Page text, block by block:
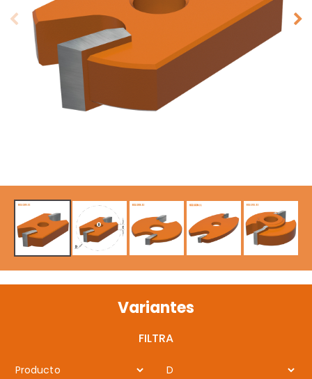
Variantes
FILTRA
Producto D